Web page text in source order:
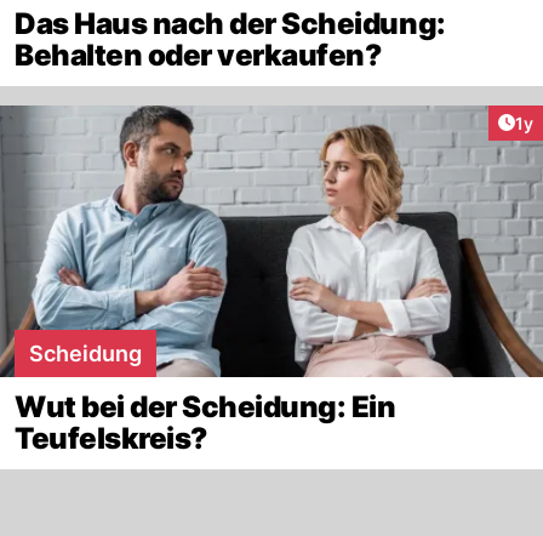
Das Haus nach der Scheidung:
Behalten oder verkaufen?
1y
Scheidung
Wut bei der Scheidung: Ein
Teufelskreis?